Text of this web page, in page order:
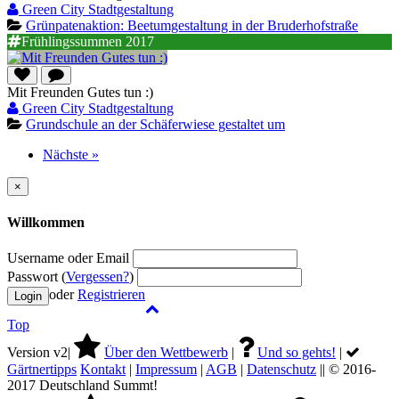
Green City Stadtgestaltung
Grünpatenaktion: Beetumgestaltung in der Bruderhofstraße
Frühlingssummen 2017
Mit Freunden Gutes tun :)
Green City Stadtgestaltung
Grundschule an der Schäferwiese gestaltet um
Nächste »
×
Willkommen
Username oder Email
Passwort (Vergessen?)
oderRegistrieren
Top
Version v2|
Über den Wettbewerb | Und so gehts! |
Gärtnertipps Kontakt | Impressum | AGB | Datenschutz || © 2016-
2017 Deutschland Summt!